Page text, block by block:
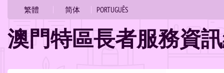
繁體 简体 PORTUGUÊS
澳門特區長者服務資
位
置